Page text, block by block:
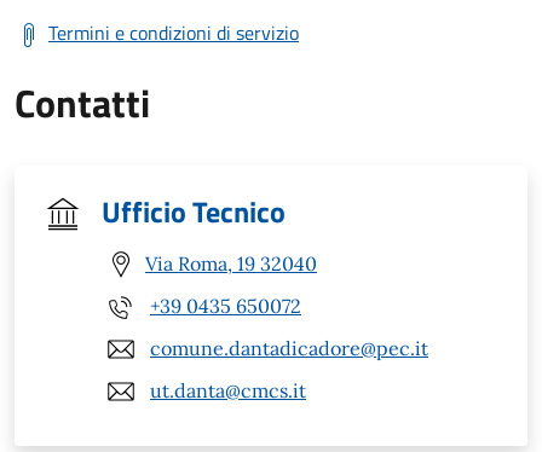
Termini e condizioni di servizio
Contatti
Ufficio Tecnico
Via Roma, 19 32040
+39 0435 650072
comune.dantadicadore@pec.it
ut.danta@cmcs.it